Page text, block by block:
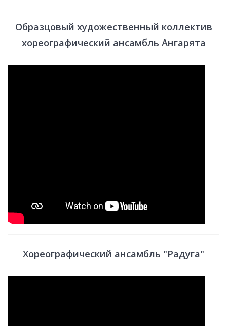
Образцовый художественный коллектив
хореографический ансамбль Ангарята
Хореографический ансамбль "Радуга"